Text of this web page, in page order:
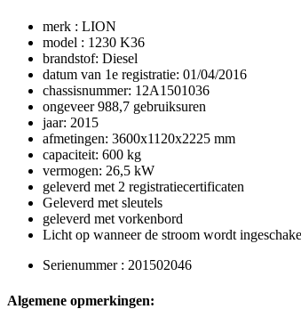
merk : LION
model : 1230 K36
brandstof: Diesel
datum van 1e registratie: 01/04/2016
chassisnummer: 12A1501036
ongeveer 988,7 gebruiksuren
jaar: 2015
afmetingen: 3600x1120x2225 mm
capaciteit: 600 kg
vermogen: 26,5 kW
geleverd met 2 registratiecertificaten
Geleverd met sleutels
geleverd met vorkenbord
Licht op wanneer de stroom wordt
Serienummer : 201502046
Algemene opmerkingen: